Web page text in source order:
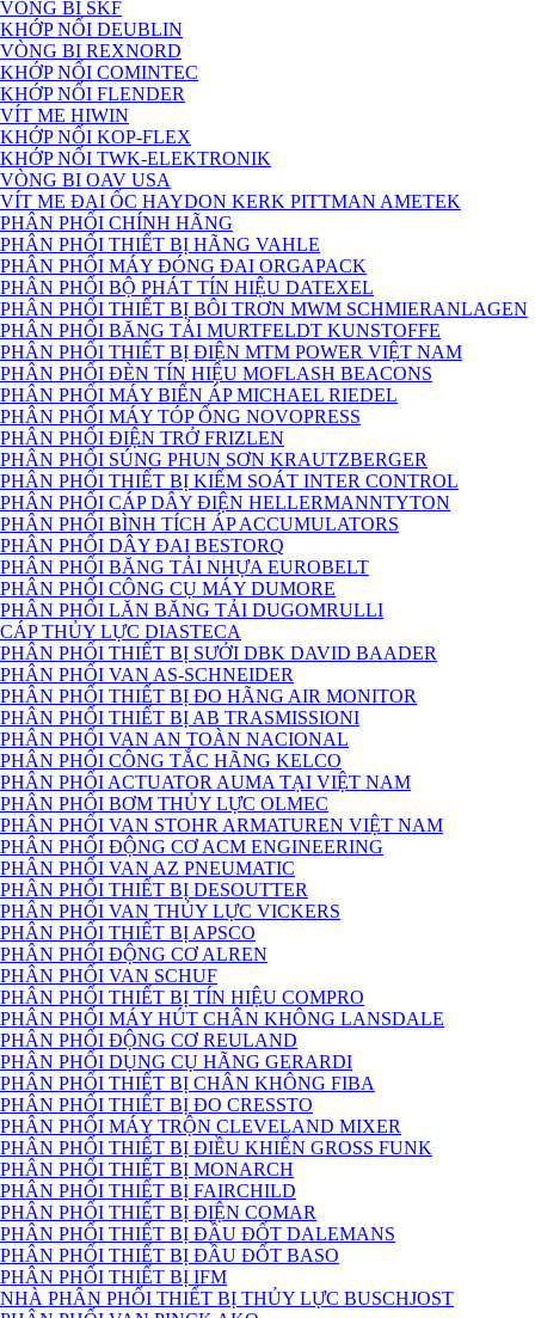
VÒNG BI SKF
KHỚP NỐI DEUBLIN
VÒNG BI REXNORD
KHỚP NỐI COMINTEC
KHỚP NỐI FLENDER
VÍT ME HIWIN
KHỚP NỐI KOP-FLEX
KHỚP NỐI TWK-ELEKTRONIK
VÒNG BI OAV USA
VÍT ME ĐAI ỐC HAYDON KERK PITTMAN AMETEK
PHÂN PHỐI CHÍNH HÃNG
PHÂN PHỐI THIẾT BỊ HÃNG VAHLE
PHÂN PHỐI MÁY ĐÓNG ĐAI ORGAPACK
PHÂN PHỐI BỘ PHÁT TÍN HIỆU DATEXEL
PHÂN PHỐI THIẾT BỊ BÔI TRƠN MWM SCHMIERANLAGEN
PHÂN PHỐI BĂNG TẢI MURTFELDT KUNSTOFFE
PHÂN PHỐI THIẾT BỊ ĐIỆN MTM POWER VIỆT NAM
PHÂN PHỐI ĐÈN TÍN HIỆU MOFLASH BEACONS
PHÂN PHỐI MÁY BIẾN ÁP MICHAEL RIEDEL
PHÂN PHỐI MÁY TÓP ỐNG NOVOPRESS
PHÂN PHỐI ĐIỆN TRỞ FRIZLEN
PHÂN PHỐI SÚNG PHUN SƠN KRAUTZBERGER
PHÂN PHỐI THIẾT BỊ KIỂM SOÁT INTER CONTROL
PHÂN PHỐI CÁP DÂY ĐIỆN HELLERMANNTYTON
PHÂN PHỐI BÌNH TÍCH ÁP ACCUMULATORS
PHÂN PHỐI DÂY ĐAI BESTORQ
PHÂN PHỐI BĂNG TẢI NHỰA EUROBELT
PHÂN PHỐI CÔNG CỤ MÁY DUMORE
PHÂN PHỐI LĂN BĂNG TẢI DUGOMRULLI
CÁP THỦY LỰC DIASTECA
PHÂN PHỐI THIẾT BỊ SƯỞI DBK DAVID BAADER
PHÂN PHỐI VAN AS-SCHNEIDER
PHÂN PHỐI THIẾT BỊ ĐO HÃNG AIR MONITOR
PHÂN PHỐI THIẾT BỊ AB TRASMISSIONI
PHÂN PHỐI VAN AN TOÀN NACIONAL
PHÂN PHỐI CÔNG TẮC HÃNG KELCO
PHÂN PHỐI ACTUATOR AUMA TẠI VIỆT NAM
PHÂN PHỐI BƠM THỦY LỰC OLMEC
PHÂN PHỐI VAN STOHR ARMATUREN VIỆT NAM
PHÂN PHỐI ĐỘNG CƠ ACM ENGINEERING
PHÂN PHỐI VAN AZ PNEUMATIC
PHÂN PHỐI THIẾT BỊ DESOUTTER
PHÂN PHỐI VAN THỦY LỰC VICKERS
PHÂN PHỐI THIẾT BỊ APSCO
PHÂN PHỐI ĐỘNG CƠ ALREN
PHÂN PHỐI VAN SCHUF
PHÂN PHỐI THIẾT BỊ TÍN HIỆU COMPRO
PHÂN PHỐI MÁY HÚT CHÂN KHÔNG LANSDALE
PHÂN PHỐI ĐỘNG CƠ REULAND
PHÂN PHỐI DỤNG CỤ HÃNG GERARDI
PHÂN PHỐI THIẾT BỊ CHÂN KHÔNG FIBA
PHÂN PHỐI THIẾT BỊ ĐO CRESSTO
PHÂN PHỐI MÁY TRỘN CLEVELAND MIXER
PHÂN PHỐI THIẾT BỊ ĐIỀU KHIỂN GROSS FUNK
PHÂN PHỐI THIẾT BỊ MONARCH
PHÂN PHỐI THIẾT BỊ FAIRCHILD
PHÂN PHỐI THIẾT BỊ ĐIỆN COMAR
PHÂN PHỐI THIẾT BỊ ĐẦU ĐỐT DALEMANS
PHÂN PHỐI THIẾT BỊ ĐẦU ĐỐT BASO
PHÂN PHỐI THIẾT BỊ IFM
NHÀ PHÂN PHỐI THIẾT BỊ THỦY LỰC BUSCHJOST